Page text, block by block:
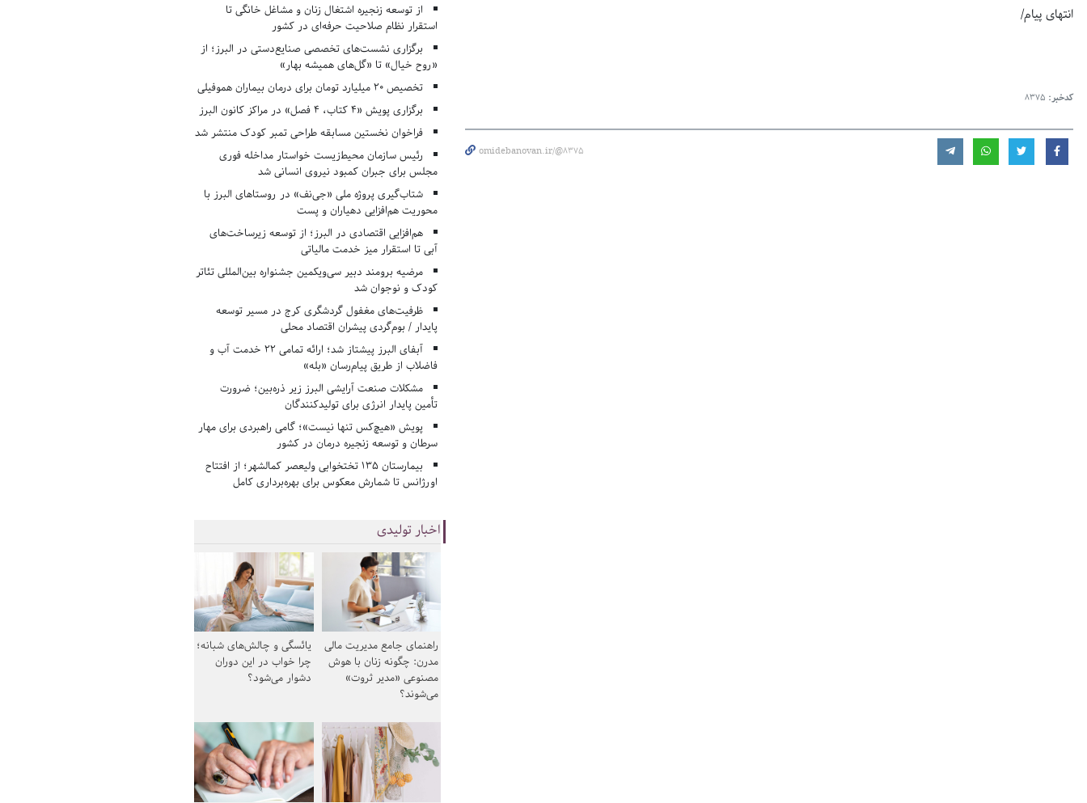
انتهای پیام/
کدخبر: 8375
omidebanovan.ir/@8375
از توسعه زنجیره اشتغال زنان و مشاغل خانگی تا
استقرار نظام صلاحیت حرفه‌ای در کشور
برگزاری نشست‌های تخصصی صنایع‌دستی در البرز؛ از
«روح خیال» تا «گل‌های همیشه بهار»
تخصیص ۲۰ میلیارد تومان برای درمان بیماران هموفیلی
برگزاری پویش «۴ کتاب، ۴ فصل» در مراکز کانون البرز
فراخوان نخستین مسابقه طراحی تمبر کودک منتشر شد
رئیس سازمان محیط‌زیست خواستار مداخله فوری
مجلس برای جبران کمبود نیروی انسانی شد
شتاب‌گیری پروژه ملی «جی‌نف» در روستاهای البرز با
محوریت هم‌افزایی دهیاران و پست
هم‌افزایی اقتصادی در البرز؛ از توسعه زیرساخت‌های
آبی تا استقرار میز خدمت مالیاتی
مرضیه برومند دبیر سی‌ویکمین جشنواره بین‌المللی تئاتر
کودک و نوجوان شد
ظرفیت‌های مغفول گردشگری کرج در مسیر توسعه
پایدار / بوم‌گردی پیشران اقتصاد محلی
آبفای البرز پیشتاز شد؛ ارائه تمامی ۲۲ خدمت آب و
فاضلاب از طریق پیام‌رسان «بله»
مشکلات صنعت آرایشی البرز زیر ذره‌بین؛ ضرورت
تأمین پایدار انرژی برای تولیدکنندگان
پویش «هیچ‌کس تنها نیست»؛ گامی راهبردی برای مهار
سرطان و توسعه زنجیره درمان در کشور
بیمارستان ۱۳۵ تختخوابی ولیعصر کمالشهر؛ از افتتاح
اورژانس تا شمارش معکوس برای بهره‌برداری کامل
اخبار تولیدی
راهنمای جامع مدیریت مالی
مدرن: چگونه زنان با هوش
مصنوعی «مدیر ثروت»
می‌شوند؟
یائسگی و چالش‌های شبانه؛
چرا خواب در این دوران
دشوار می‌شود؟